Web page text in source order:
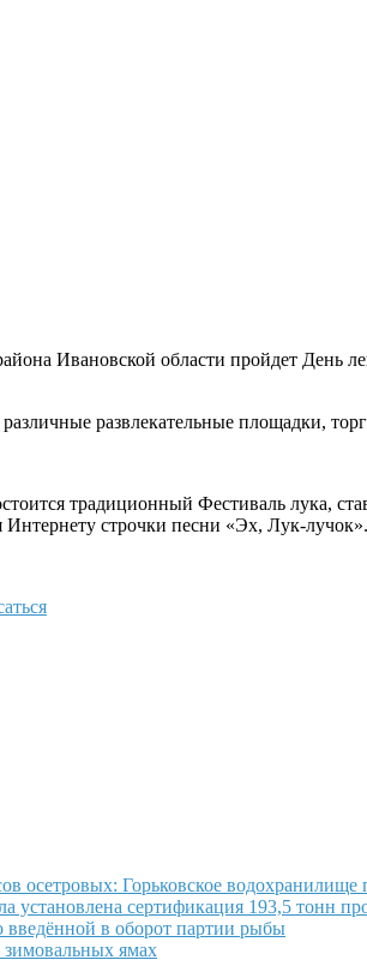
Ивановской области пройдет День
развлекательные площадки,
традиционный Фестиваль лука,
строчки песни «Эх, Лук-лучок».
осетровых: Горьковское
сертификация 193,5 тонн
введённой в оборот партии рыбы
ямах